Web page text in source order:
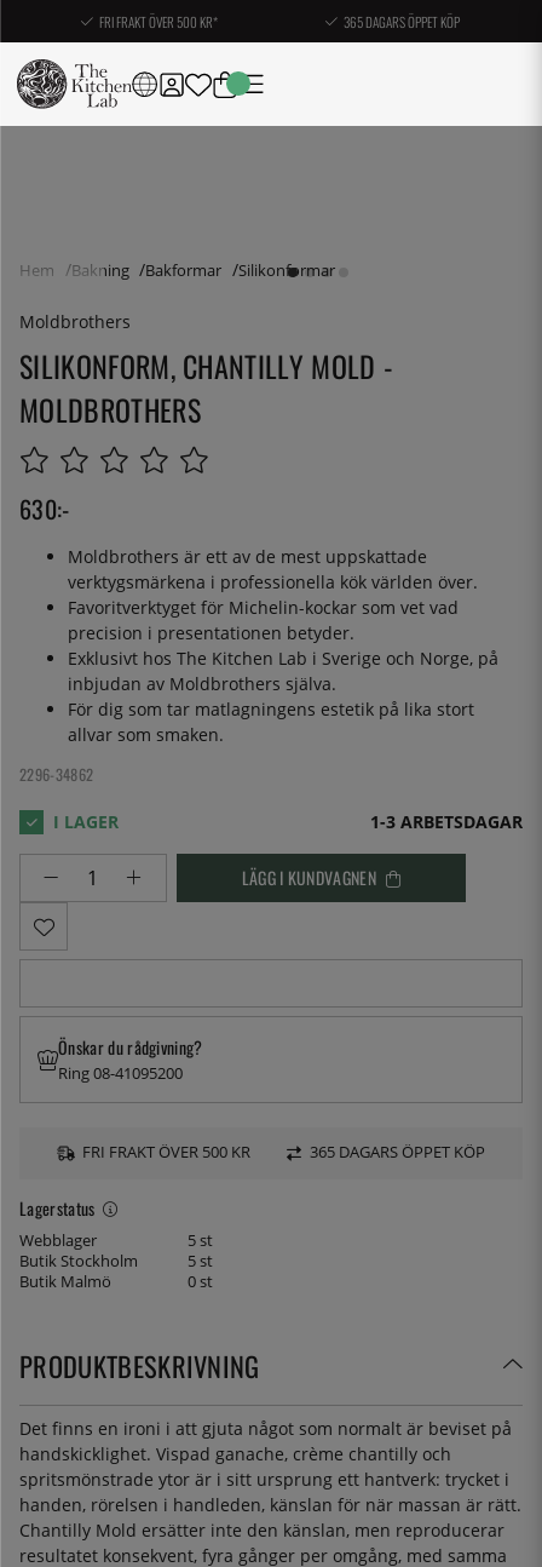
FRI FRAKT ÖVER 500 KR* 365 DAGARS ÖPPET KÖP
Hem Bakning Bakformar Silikonformar
Moldbrothers
SILIKONFORM, CHANTILLY MOLD -
MOLDBROTHERS
630:-
Moldbrothers är ett av de mest uppskattade
verktygsmärkena i professionella kök världen över.
Favoritverktyget för Michelin-kockar som vet vad
precision i presentationen betyder.
Exklusivt hos The Kitchen Lab i Sverige och Norge, på
inbjudan av Moldbrothers själva.
För dig som tar matlagningens estetik på lika stort
allvar som smaken.
2296-34862
1-3 ARBETSDAGAR
LÄGG I KUNDVAGNEN
Lagerstatus
Webblager
5 st
Butik Stockholm
5 st
Butik Malmö
0 st
Önskar du rådgivning?
Ring 08-41095200
FRI FRAKT ÖVER 500 KR 365 DAGARS ÖPPET KÖP
PRODUKTBESKRIVNING
Det finns en ironi i att gjuta något som normalt är beviset på
handskicklighet. Vispad ganache, crème chantilly och
spritsmönstrade ytor är i sitt ursprung ett hantverk: trycket i
handen, rörelsen i handleden, känslan för när massan är rätt.
Chantilly Mold ersätter inte den känslan, men reproducerar
resultatet konsekvent, fyra gånger per omgång, med samma